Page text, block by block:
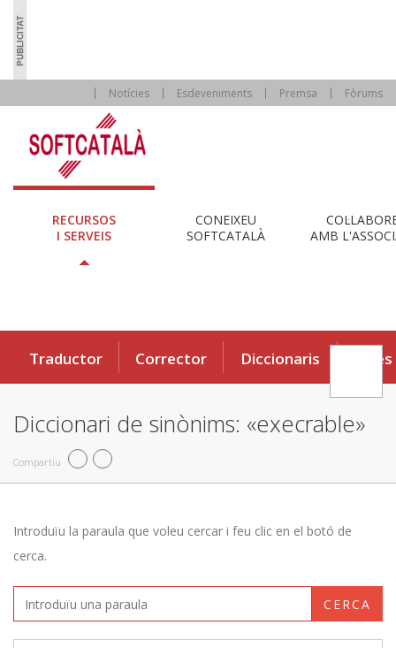
Notícies Esdeveniments Premsa Fòrums
RECURSOS
I SERVEIS
CONEIXEU
SOFTCATALÀ
AMB
Traductor Corrector Diccionaris Eines
Diccionari de sinònims: «execrable»
Compartiu
Introduïu la paraula que voleu cercar i feu clic en el botó de
cerca.
CERCA